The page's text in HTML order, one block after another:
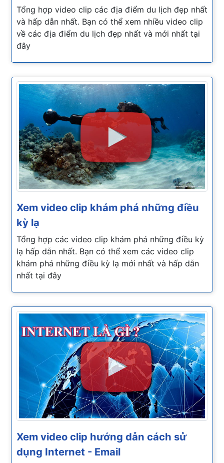
Tổng hợp video clip các địa điểm du lịch đẹp nhất
và hấp dẫn nhất. Bạn có thể xem nhiều video clip
về các địa điểm du lịch đẹp nhất và mới nhất tại
đây
Xem video clip khám phá những điều
kỳ lạ
Tổng hợp các video clip khám phá những điều kỳ
lạ hấp dẫn nhất. Bạn có thể xem các video clip
khám phá những điều kỳ lạ mới nhất và hấp dẫn
nhất tại đây
Xem video clip hướng dẫn cách sử
dụng Internet - Email